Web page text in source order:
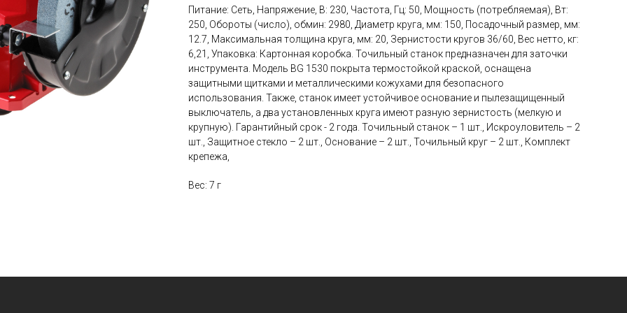
Питание: Сеть, Напряжение, В: 230, Частота, Гц: 50, Мощность (потребляемая), Вт:
250, Обороты (число), обмин: 2980, Диаметр круга, мм: 150, Посадочный размер, мм:
12.7, Максимальная толщина круга, мм: 20, Зернистости кругов 36/60, Вес нетто, кг:
6,21, Упаковка: Картонная коробка. Точильный станок предназначен для заточки
инструмента. Модель BG 1530 покрыта термостойкой краской, оснащена
защитными щитками и металлическими кожухами для безопасного
использования. Также, станок имеет устойчивое основание и пылезащищенный
выключатель, а два установленных круга имеют разную зернистость (мелкую и
крупную). Гарантийный срок - 2 года. Точильный станок – 1 шт., Искроуловитель – 2
шт., Защитное стекло – 2 шт., Основание – 2 шт., Точильный круг – 2 шт., Комплект
крепежа,
Вес: 7 г